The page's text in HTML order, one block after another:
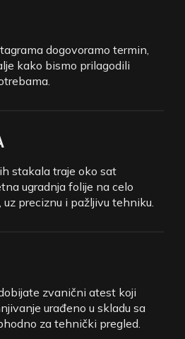
dogovoramo termin,
kako bismo prilagodili
stakala traje oko sat
ugradnja folije na celo
preciznu i pažljivu tehniku.
zvanični atest koji
urađeno u skladu sa
za tehnički pregled.